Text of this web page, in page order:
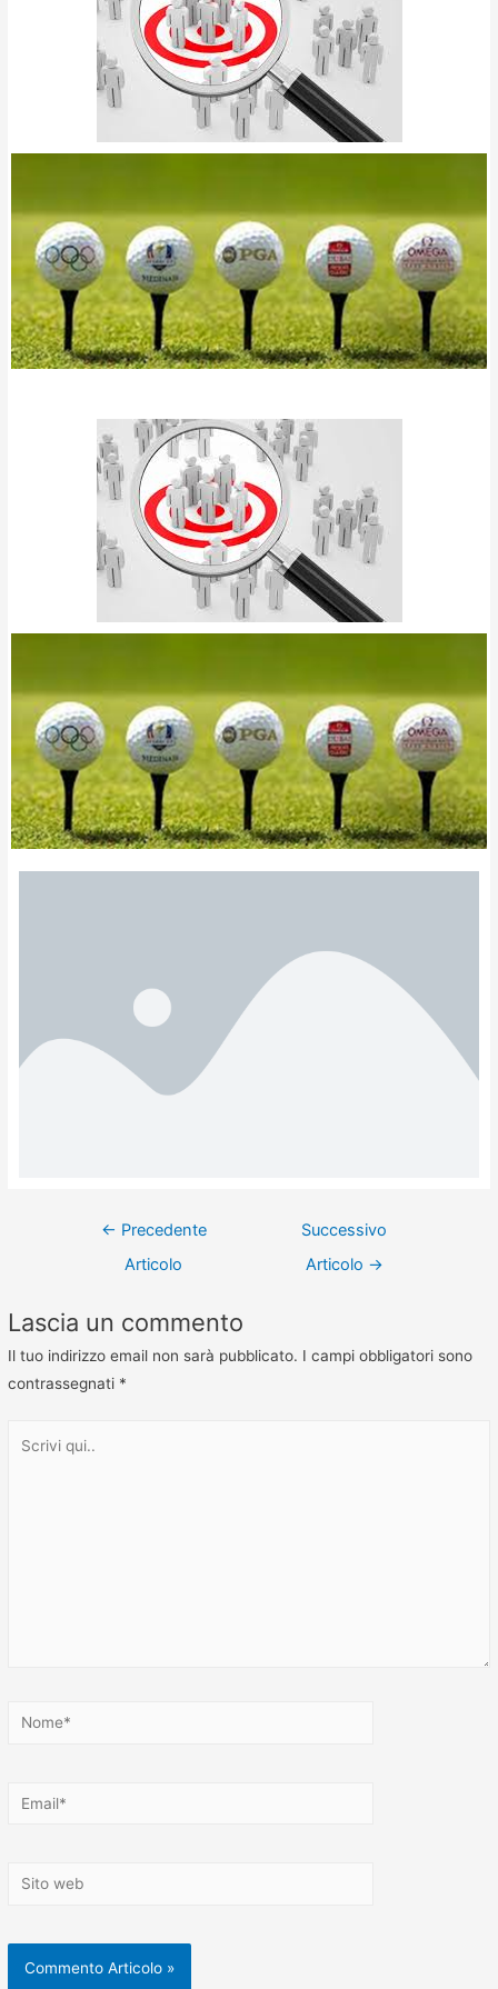
← Precedente
Articolo
Successivo
Articolo →
Lascia un commento
Il tuo indirizzo email non sarà pubblicato. I campi obbligatori sono
contrassegnati *